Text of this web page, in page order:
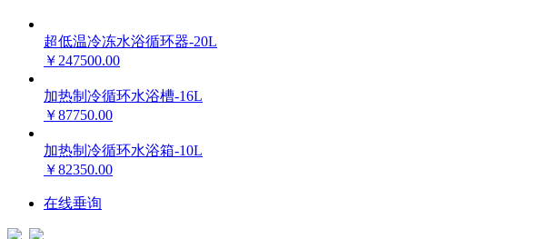
超低温冷冻水浴循环器-20L
￥247500.00
加热制冷循环水浴槽-16L
￥87750.00
加热制冷循环水浴箱-10L
￥82350.00
在线垂询